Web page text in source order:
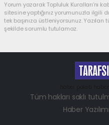
Yorum yazarak Topluluk Kuralları’nı
sitesine yaptığınız yorumunuzla ilgili
tek başınıza üstleniyorsunuz.
şekilde sorumlu tutulamaz.
Tüm hakları saklı
Haber